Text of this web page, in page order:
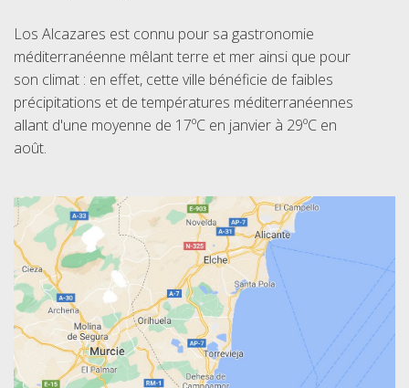
Los Alcazares est connu pour sa gastronomie
méditerranéenne mêlant terre et mer ainsi que pour
son climat : en effet, cette ville bénéficie de faibles
précipitations et de températures méditerranéennes
allant d'une moyenne de 17ºC en janvier à 29ºC en
août.